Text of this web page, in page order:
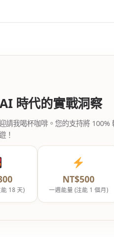
時代的實戰洞察
請我喝杯咖啡。您的支持將 100%
！
18 天)
NT$500
一週能量 (注能 1 個月)